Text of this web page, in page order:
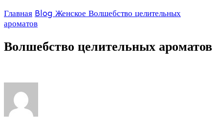
Главная Blog Женское Волшебство целительных
ароматов
Волшебство целительных ароматов